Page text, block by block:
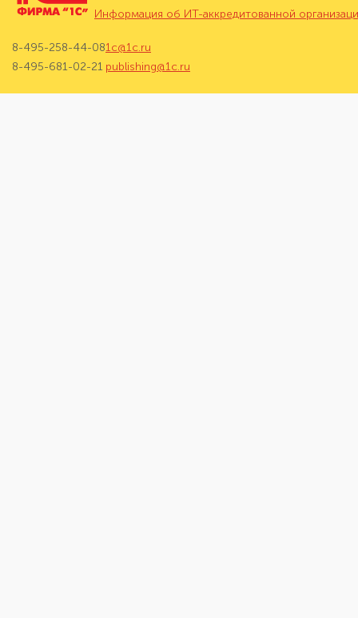
Информация об ИТ-аккредитованной
8-495-258-44-08
8-495-681-02-21
1c@1c.ru
publishing@1c.ru